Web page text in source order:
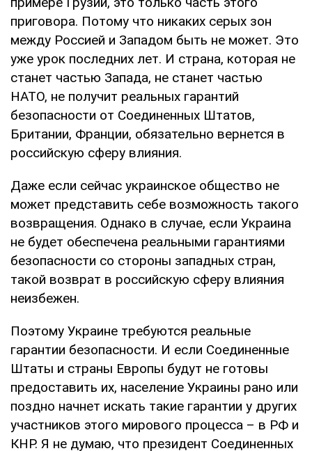
приговора. Потому что никаких серых зон
между Россией и Западом быть не может. Это
уже урок последних лет. И страна, которая не
станет частью Запада, не станет частью
НАТО, не получит реальных гарантий
безопасности от Соединенных Штатов,
Британии, Франции, обязательно вернется в
российскую сферу влияния.
Даже если сейчас украинское общество не
может представить себе возможность такого
возвращения. Однако в случае, если Украина
не будет обеспечена реальными гарантиями
безопасности со стороны западных стран,
такой возврат в российскую сферу влияния
неизбежен.
Поэтому Украине требуются реальные
гарантии безопасности. И если Соединенные
Штаты и страны Европы будут не готовы
предоставить их, население Украины рано или
поздно начнет искать такие гарантии у других
участников этого мирового процесса – в РФ и
КНР. Я не думаю, что президент Соединенных